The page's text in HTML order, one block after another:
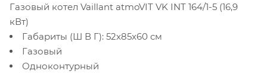
Газовый котел Vaillant atmoVIT VK INT 164/1-5 (16,9
кВт)
Габариты (Ш В Г): 52x85x60 см
Газовый
Одноконтурный